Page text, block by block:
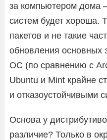
за компьютером дома
систем будет хороша.
пакетов и не такие
обновления основных
ОС (по сравнению с
Ubuntu и Mint крайне
и отказоустойчивыми
Основа у
различие? Только в